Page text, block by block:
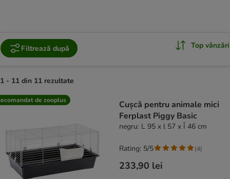
Filtrează după Top vânzări
1 - 11 din 11 rezultate
product items have been changed
de zooplus
Cușcă pentru animale mici
Ferplast Piggy Basic
negru: L 95 x l 57 x Î 46 cm
233,90 lei
Rating: 5/5 (4)